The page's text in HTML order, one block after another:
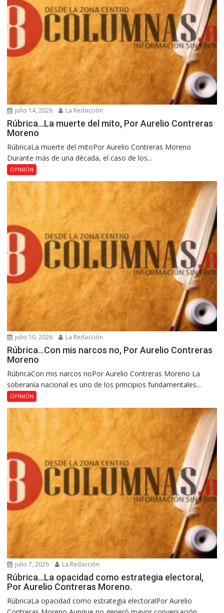
julio 14, 2026 La Redacción
Rúbrica…La muerte del mito, Por Aurelio Contreras
Moreno
RúbricaLa muerte del mitoPor Aurelio Contreras Moreno
Durante más de una década, el caso de los...
OPINIÓN
julio 10, 2026 La Redacción
Rúbrica…Con mis narcos no, Por Aurelio Contreras
Moreno
RúbricaCon mis narcos noPor Aurelio Contreras Moreno La
soberanía nacional es uno de los principios fundamentales...
OPINIÓN
julio 7, 2026 La Redacción
Rúbrica…La opacidad como estrategia electoral,
Por Aurelio Contreras Moreno.
RúbricaLa opacidad como estrategia electoralPor Aurelio